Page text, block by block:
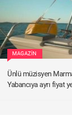
MAGAZIN
Ünlü müzisyen
Yabancıya ayrı fiyat